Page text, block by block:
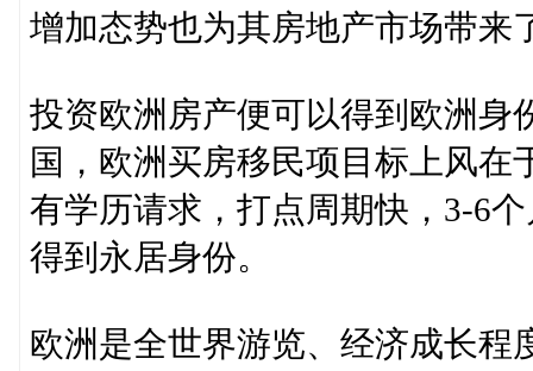
增加态势也为其房地产市场带来
投资欧洲房产便可以得到欧洲身
国，欧洲买房移民项目标上风
有学历请求，打点周期快，3-6
得到永居身份。
欧洲是全世界游览、经济成长程